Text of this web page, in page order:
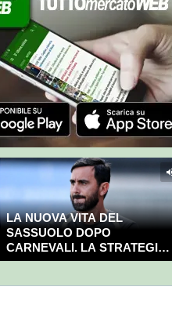
LA NUOVA VITA DEL
SASSUOLO DOPO
CARNEVALI. LA STRATEGIA È
GIÀ CHIARA E DECISA